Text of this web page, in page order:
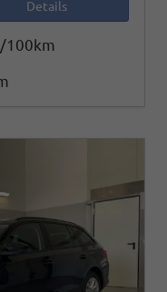
Details
100km